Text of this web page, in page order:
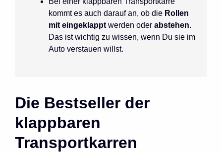
kommt es auch darauf an, ob die Rollen
mit eingeklappt werden oder abstehen.
Das ist wichtig zu wissen, wenn Du sie im
Auto verstauen willst.
Die Bestseller der
klappbaren
Transportkarren